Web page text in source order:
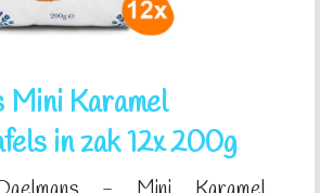
Mini Karamel
in zak 12x 200g